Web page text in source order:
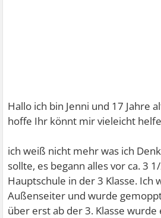
Hallo ich bin Jenni und 17 Jahre
hoffe Ihr könnt mir vieleicht
ich weiß nicht mehr was ich
sollte, es begann alles vor ca. 3
Hauptschule in der 3 Klasse. Ich
Außenseiter und wurde
über erst ab der 3. Klasse wurde